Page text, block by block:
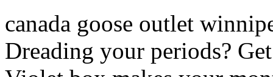
canada goose outlet
Dreading your periods?